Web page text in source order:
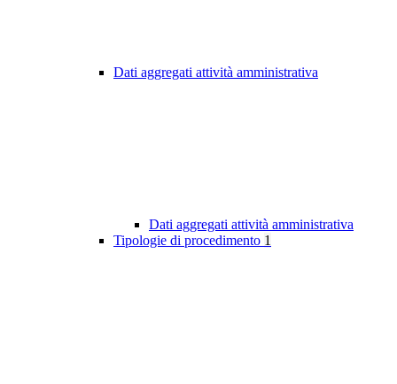
Dati aggregati attività amministrativa
Dati aggregati attività amministrativa
Tipologie di procedimento 1